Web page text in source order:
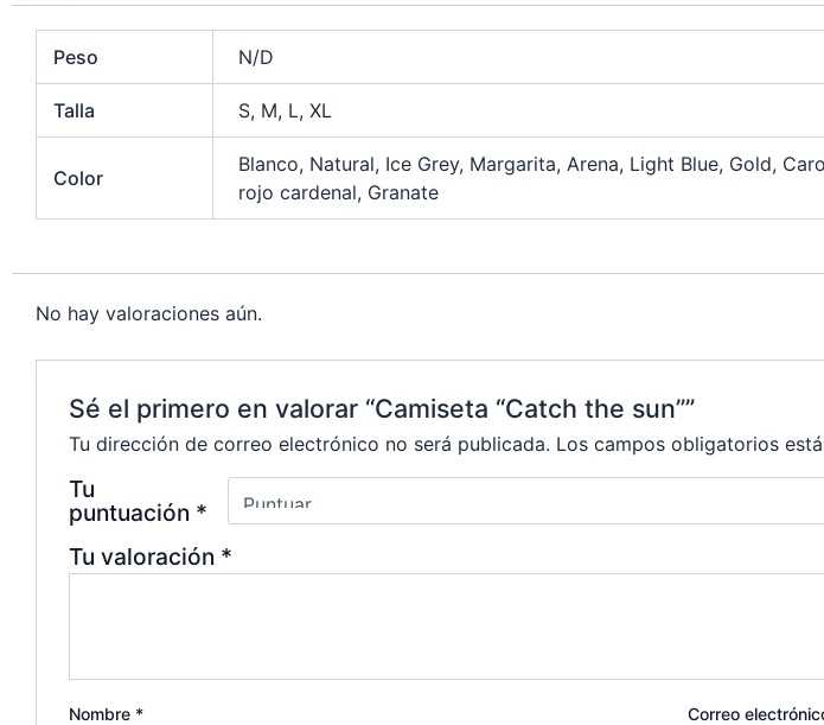
k
p
ly
m
i
r
Peso N/D
Talla S, M, L, XL
Color
Blanco, Natural, Ice Grey, Margarita, Arena, Light Blue, Gold,
rojo cardenal, Granate
No hay valoraciones aún.
Sé el primero en valorar “Camiseta “Catch the sun””
Tu dirección de correo electrónico no será publicada. Los campos obligatorios
Tu
puntuación *
Tu valoración *
Nombre * Correo